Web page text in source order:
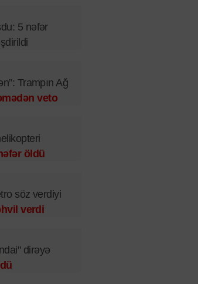
5 nəfər
Trampın Ağ
veto
öldü
söz verdiyi
verdi
dirəyə